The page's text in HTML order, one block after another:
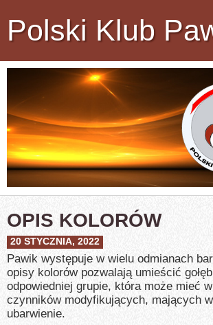
Polski Klub
OPIS KOLORÓW
20 STYCZNIA, 2022
Pawik występuje w wielu odmianach
opisy kolorów pozwalają umieścić
odpowiedniej grupie, która może mieć
czynników modyfikujących, mających
ubarwienie.